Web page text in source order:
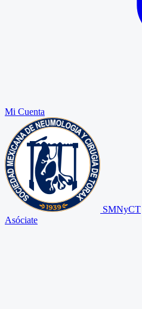
Mi Cuenta
SMNyCT
Asóciate